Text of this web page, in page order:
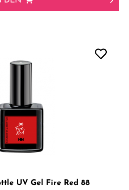
UV Gel Fire Red 88